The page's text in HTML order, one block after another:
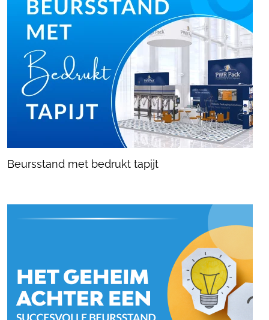
Beursstand met bedrukt tapijt